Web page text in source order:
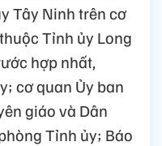
Tây Ninh trên cơ
Tỉnh ủy Long
hợp nhất,
cơ quan Ủy ban
giáo và Dân
Tỉnh ủy; Báo